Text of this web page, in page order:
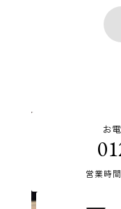
お
営業時